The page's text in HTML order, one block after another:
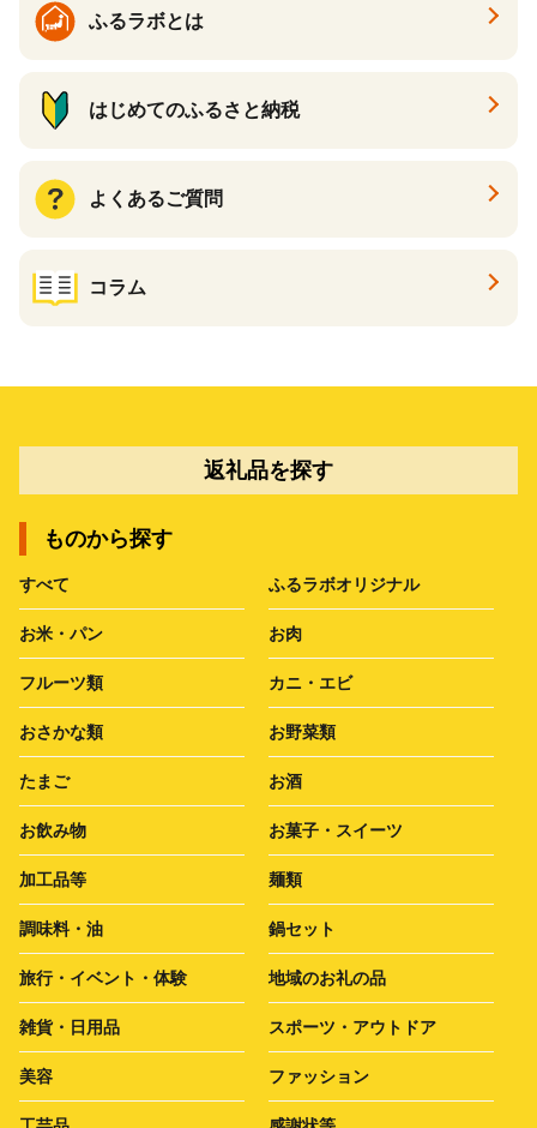
ふるラボとは
はじめてのふるさと納税
よくあるご質問
コラム
返礼品を探す
ものから探す
すべて ふるラボオリジナル
お米・パン お肉
フルーツ類 カニ・エビ
おさかな類 お野菜類
たまご お酒
お飲み物 お菓子・スイーツ
加工品等 麺類
調味料・油 鍋セット
旅行・イベント・体験 地域のお礼の品
雑貨・日用品 スポーツ・アウトドア
美容 ファッション